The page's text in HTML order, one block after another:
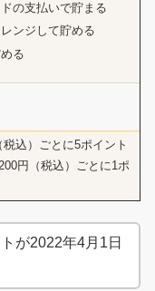
の支払いで貯まる
ンジして貯める
る
込）ごとに5ポイント
円（税込）ごとに1ポ
が2022年4月1日